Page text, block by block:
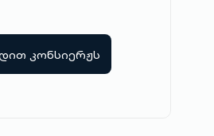
კონსიერჟს